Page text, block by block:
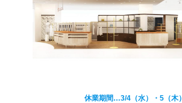
休業期間…3/4（水）・5（木）